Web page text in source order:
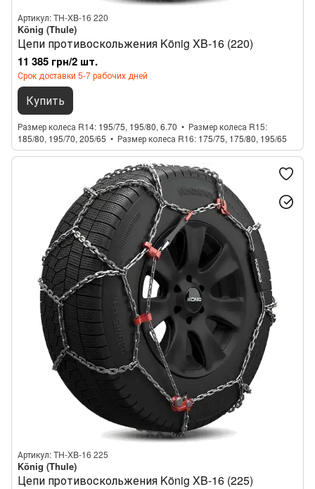
Артикул: TH-XB-16 220
König (Thule)
Цепи противоскольжения König XB-16 (220)
11 385 грн/2 шт.
Срок доставки 5-7 рабочих дней
Купить
Размер колеса R14 195/75, 195/80, 6.70
Размер колеса R15
185/80, 195/70, 205/65
Размер колеса R16 175/75, 175/80, 195/65
Артикул: TH-XB-16 225
König (Thule)
Цепи противоскольжения König XB-16 (225)